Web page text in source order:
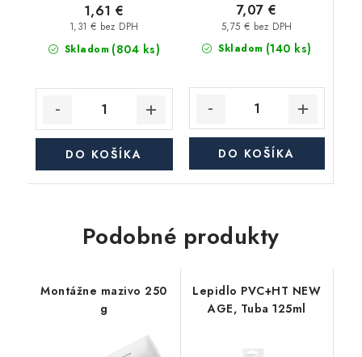
Skladom (804 ks)
1,31 € bez DPH
1,61 €
DO KOŠÍKA
Skladom (140 ks)
5,75 € bez DPH
7,07 €
DO KOŠÍKA
Podobné produkty
Montážne mazivo 250
g
Lepidlo PVC+HT NEW
AGE, Tuba 125ml